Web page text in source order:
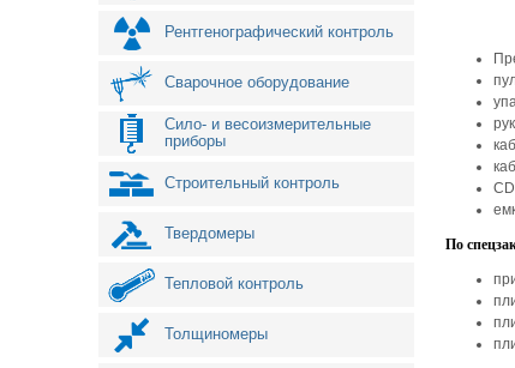
Рентгенографический контроль
Сварочное оборудование
Сило- и весоизмерительные
приборы
Строительный контроль
Твердомеры
Тепловой контроль
Толщиномеры
По